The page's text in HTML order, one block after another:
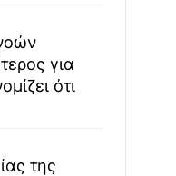
για
ότι
της